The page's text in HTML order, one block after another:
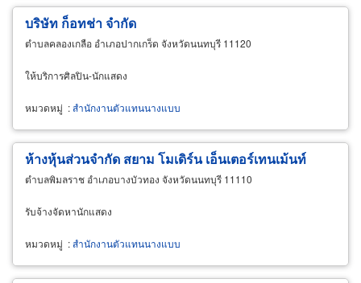
บริษัท ก็อทช่า จำกัด
ตำบลคลองเกลือ อำเภอปากเกร็ด จังหวัดนนทบุรี 11120
ให้บริการศิลปิน-นักแสดง
หมวดหมู่ :สำนักงานตัวแทนนางแบบ
ห้างหุ้นส่วนจำกัด สยาม โมเดิร์น เอ็นเตอร์เทนเม้นท์
ตำบลพิมลราช อำเภอบางบัวทอง จังหวัดนนทบุรี 11110
รับจ้างจัดหานักแสดง
หมวดหมู่ :สำนักงานตัวแทนนางแบบ